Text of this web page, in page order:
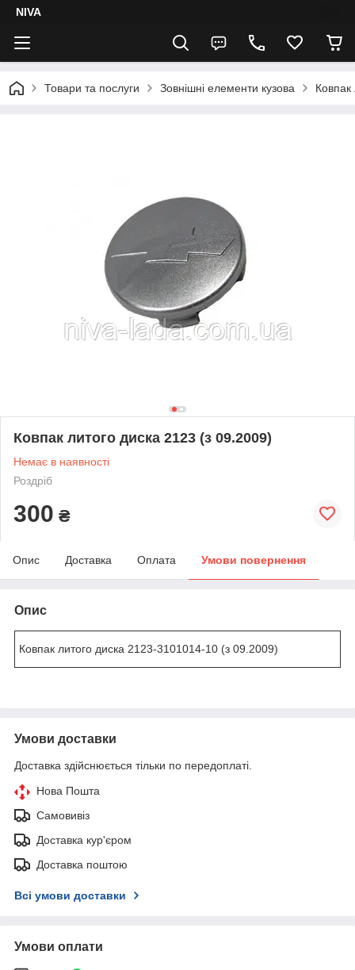
NIVA
Товари та послуги Зовнішні елементи кузова Ковпак
Ковпак литого диска 2123 (з 09.2009)
Немає в наявності
Роздріб
300 ₴
Опис Доставка Оплата Умови повернення
Опис
Ковпак литого диска 2123-3101014-10 (з 09.2009)
Умови доставки
Доставка здійснюється тільки по передоплаті.
Нова Пошта
Самовивіз
Доставка кур'єром
Доставка поштою
Всі умови доставки
Умови оплати